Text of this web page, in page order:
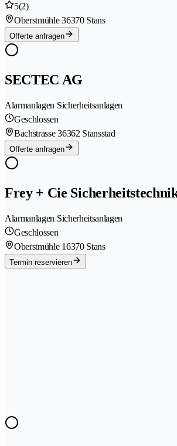
5(2)
Oberstmühle 36370 Stans
Offerte anfragen
SECTEC AG
Alarmanlagen Sicherheitsanlagen
Geschlossen
Bachstrasse 36362 Stansstad
Offerte anfragen
Frey + Cie
Alarmanlagen Sicherheitsanlagen
Geschlossen
Oberstmühle 16370 Stans
Termin reservieren